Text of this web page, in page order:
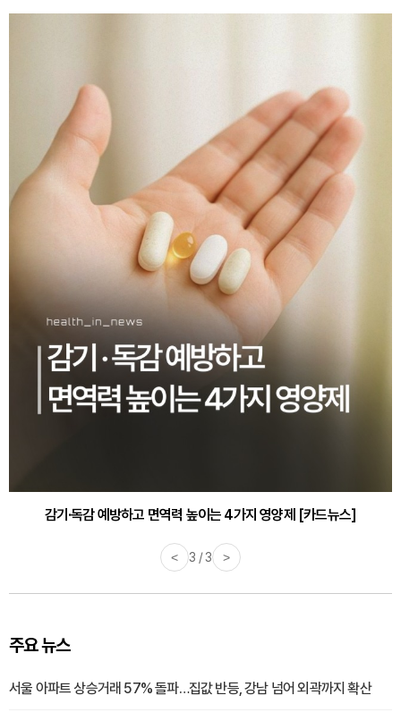
감기·독감 예방하고 면역력 높이는 4가지 영양제 [카드뉴스]
< 3 / 3 >
주요 뉴스
서울 아파트 상승거래 57% 돌파…집값 반등, 강남 넘어 외곽까지 확산